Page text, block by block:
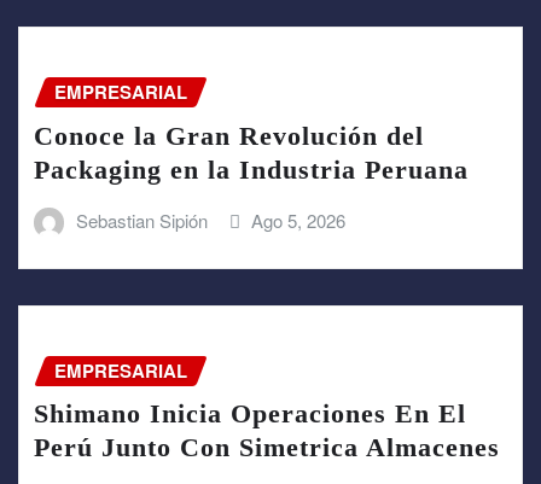
EMPRESARIAL
Conoce la Gran Revolución del
Packaging en la Industria Peruana
Sebastian Sipión Ago 5, 2026
EMPRESARIAL
Shimano Inicia Operaciones En El
Perú Junto Con Simetrica Almacenes